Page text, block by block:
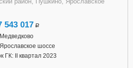
543 017 a
Медведково
Ярославское шоссе
ГК: II квартал 2023